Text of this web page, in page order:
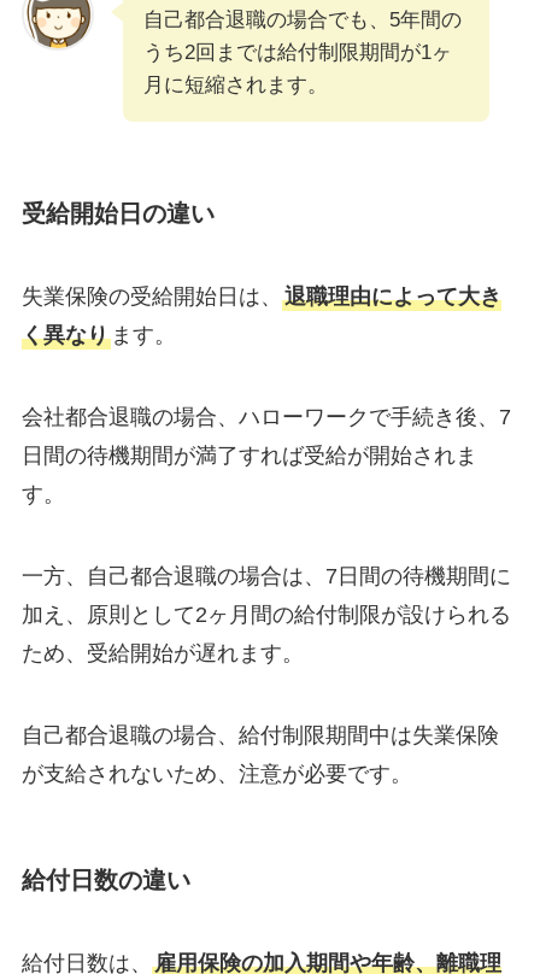
自己都合退職の場合でも、5年間の
うち2回までは給付制限期間が1ヶ
月に短縮されます。
受給開始日の違い
失業保険の受給開始日は、 退職理由によって大き
く異なります。
会社都合退職の場合、ハローワークで手続き後、7
日間の待機期間が満了すれば受給が開始されま
す。
一方、自己都合退職の場合は、7日間の待機期間に
加え、原則として2ヶ月間の給付制限が設けられる
ため、受給開始が遅れます。
自己都合退職の場合、給付制限期間中は失業保険
が支給されないため、注意が必要です。
給付日数の違い
給付日数は、 雇用保険の加入期間や年齢、離職理